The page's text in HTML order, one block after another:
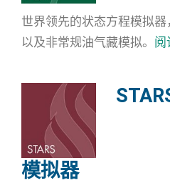
世界领先的状态方程模拟
以及非常规油气藏模拟。
模拟器